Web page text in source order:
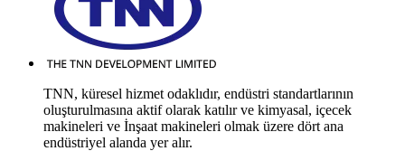
TNN, küresel hizmet odaklıdır, endüstri standartlarının
oluşturulmasına aktif olarak katılır ve kimyasal, içecek
makineleri ve İnşaat makineleri olmak üzere dört ana
endüstriyel alanda yer alır.